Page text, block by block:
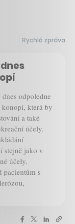
Rychlá zpráva
odpoledne
konopí, která by
a také
účely.
stejně jako v
účely.
pacientům s